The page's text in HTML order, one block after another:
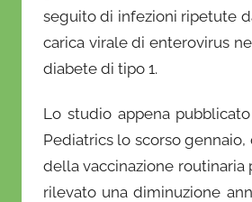
o
i
o
seguito di infezioni ripetute
carica virale di enterovirus
diabete di tipo 1.
Lo studio appena
Pediatrics lo scorso
della vaccinazione routinaria
rilevato una diminuzione